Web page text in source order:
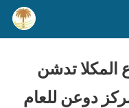
المكلا تدشن
دوعن للعام